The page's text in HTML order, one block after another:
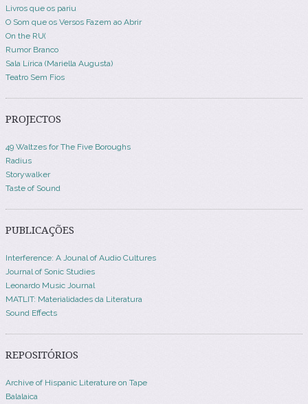
Livros que os pariu
O Som que os Versos Fazem ao Abrir
On the RU(
Rumor Branco
Sala Lírica (Mariella Augusta)
Teatro Sem Fios
PROJECTOS
49 Waltzes for The Five Boroughs
Radius
Storywalker
Taste of Sound
PUBLICAÇÕES
Interference: A Jounal of Audio Cultures
Journal of Sonic Studies
Leonardo Music Journal
MATLIT: Materialidades da Literatura
Sound Effects
REPOSITÓRIOS
Archive of Hispanic Literature on Tape
Balalaica